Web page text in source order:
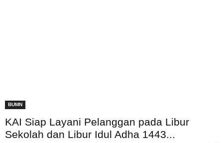
BUMN
KAI Siap Layani Pelanggan pada Libur
Sekolah dan Libur Idul Adha 1443...